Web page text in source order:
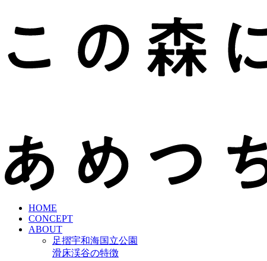
HOME
CONCEPT
ABOUT
足摺宇和海国立公園
滑床渓谷の特徴